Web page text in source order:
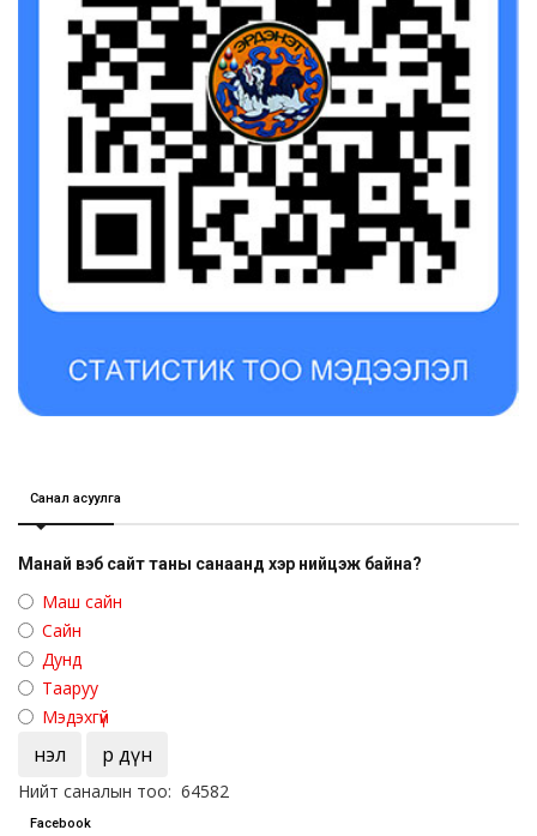
Санал асуулга
Манай вэб сайт таны санаанд хэр нийцэж байна?
Маш сайн
Сайн
Дунд
Тааруу
Мэдэхгүй
Үнэл Үр дүн
Нийт саналын тоо: 64582
Facebook